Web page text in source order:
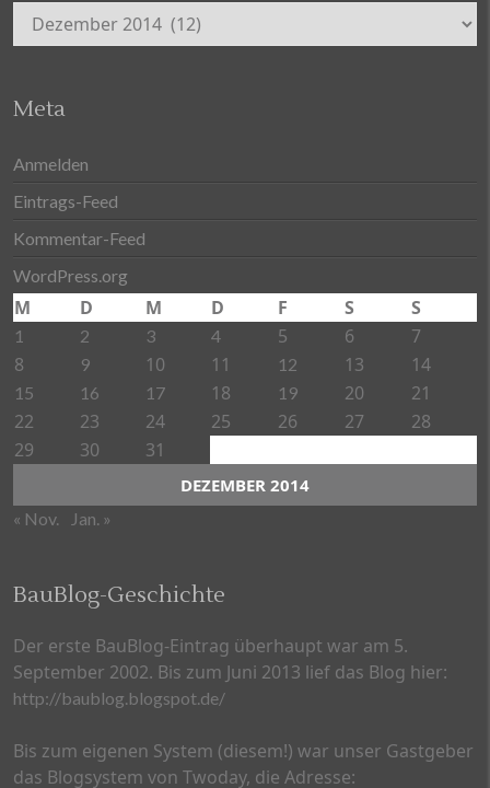
Archiv
Meta
Anmelden
Eintrags-Feed
Kommentar-Feed
WordPress.org
DEZEMBER 2014
M D M D F S S
1 2 3 4 5 6
7
8
9 10 11 12 13 14
15 16 17 18 19 20
21
22
23 24 25 26 27
28
29
30 31
« Nov. Jan. »
BauBlog-Geschichte
Der erste BauBlog-Eintrag überhaupt war am 5.
September 2002. Bis zum Juni 2013 lief das Blog hier:
http://baublog.blogspot.de/
Bis zum eigenen System (diesem!) war unser Gastgeber
das Blogsystem von Twoday, die Adresse: